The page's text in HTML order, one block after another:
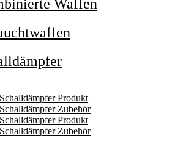
Waffen
Schalldämpfer Produkt
Schalldämpfer Zubehör
Schalldämpfer Produkt
Schalldämpfer Zubehör